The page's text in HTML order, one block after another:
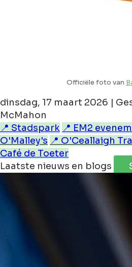
Officiële foto van
dinsdag, 17 maart 2026 |
McMahon
📍 Stadspark 📍 EM2
O'Malley's 📍 O'Ceallaigh
Café de Toeter
Laatste nieuws en blogs